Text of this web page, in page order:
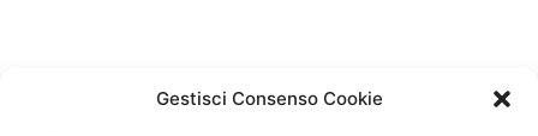
Gestisci Consenso Cookie